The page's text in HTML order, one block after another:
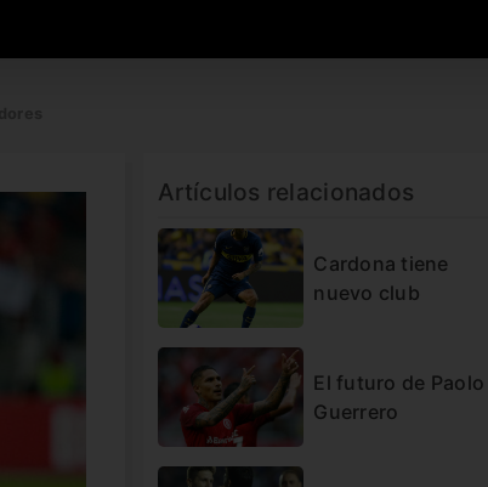
Artículos relacionados
Cardona tiene
nuevo club
El futuro de Paolo
Guerrero